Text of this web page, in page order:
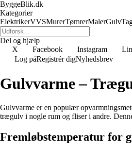
ByggeBlik.dk
Kategorier
ElektrikerVVSMurerTømrerMalerGulv
Del og hjælp
X
Facebook Instagram
Log påRegistrér digNyhedsbrev
Gulvvarme –
Gulvvarme er en populær
trægulv i nogle rum og fliser i andre.
Fremløbstemperatur for